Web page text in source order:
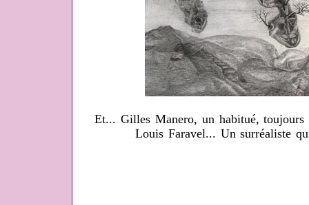
Et... Gilles Manero, un habitué, toujours
Louis Faravel... Un surréaliste